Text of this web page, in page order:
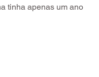
tinha apenas um ano